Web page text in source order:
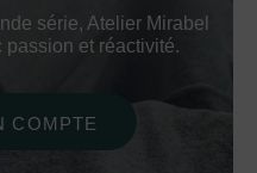
série, Atelier Mirabel
et réactivité.
COMPTE